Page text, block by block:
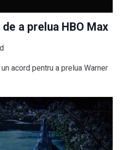
a prelua HBO Max
acord pentru a prelua Warner